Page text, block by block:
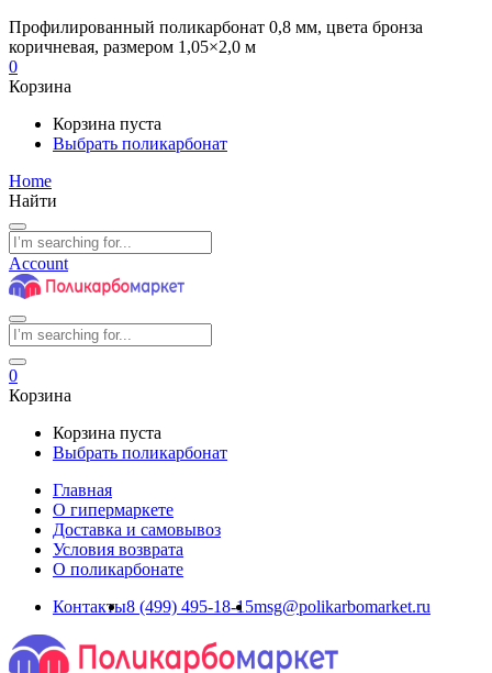
Профилированный поликарбонат 0,8 мм, цвета бронза
коричневая, размером 1,05×2,0 м
0
Корзина
Корзина пуста
Выбрать поликарбонат
Home
Найти
Account
0
Корзина
Корзина пуста
Выбрать поликарбонат
Главная
О гипермаркете
Доставка и самовывоз
Условия возврата
О поликарбонате
Контакты8 (499) 495-18-15msg@polikarbomarket.ru